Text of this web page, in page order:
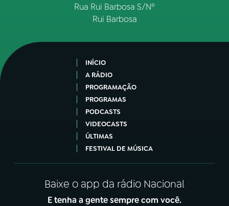
Rua Rui Barbosa S/Nº
Rui Barbosa
INÍCIO
A RÁDIO
PROGRAMAÇÃO
PROGRAMAS
PODCASTS
VIDEOCASTS
ÚLTIMAS
FESTIVAL DE MÚSICA
Baixe o app da rádio Nacional
E tenha a gente sempre com você.